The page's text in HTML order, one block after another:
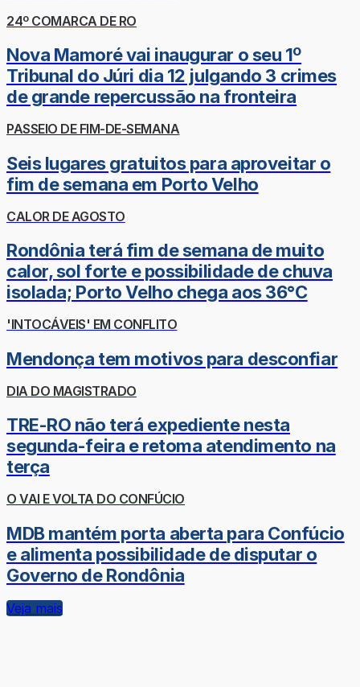
24º COMARCA DE RO
Nova Mamoré vai inaugurar o seu 1º
Tribunal do Júri dia 12 julgando 3 crimes
de grande repercussão na fronteira
PASSEIO DE FIM-DE-SEMANA
Seis lugares gratuitos para aproveitar o
fim de semana em Porto Velho
CALOR DE AGOSTO
Rondônia terá fim de semana de muito
calor, sol forte e possibilidade de chuva
isolada; Porto Velho chega aos 36°C
'INTOCÁVEIS' EM CONFLITO
Mendonça tem motivos para desconfiar
DIA DO MAGISTRADO
TRE-RO não terá expediente nesta
segunda-feira e retoma atendimento na
terça
O VAI E VOLTA DO CONFÚCIO
MDB mantém porta aberta para Confúcio
e alimenta possibilidade de disputar o
Governo de Rondônia
Veja mais